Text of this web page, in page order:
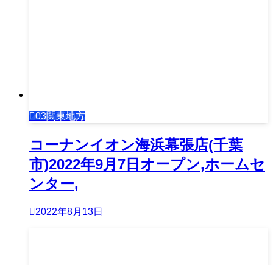
03関東地方
コーナンイオン海浜幕張店(千葉
市)2022年9月7日オープン,ホームセ
ンター,
2022年8月13日